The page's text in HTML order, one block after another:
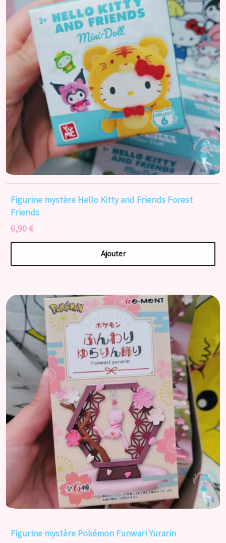
Figurine mystère Hello Kitty and Friends Forest
Friends
6,90 €
Ajouter
Figurine mystère Pokémon Funwari Yurarin